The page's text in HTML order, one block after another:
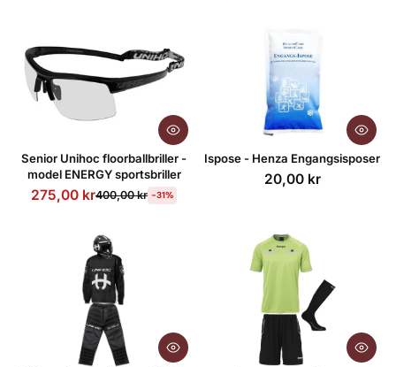
Senior Unihoc floorballbriller -
model ENERGY sportsbriller
275,00 kr400,00 kr -31%
Ispose - Henza Engangsisposer
20,00 kr